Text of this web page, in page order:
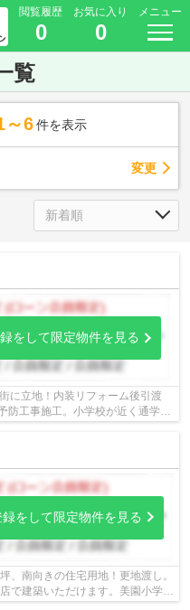
閲覧履歴
0
お気に入り
0
メニュー
覧
～6 件を表示
変更
をして限定物件を見る
に立地！内装リフォーム後引渡
防工事施工。小学校が近く通学安
をして限定物件を見る
、南向きの住宅用地！更地渡し。
で建築いただけます。美園小学校